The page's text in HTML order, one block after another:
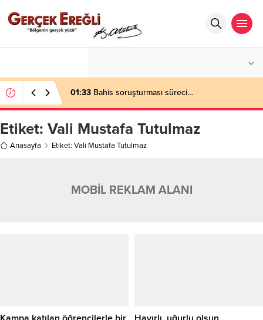
01:33 Bahis soruşturması süreci…
Etiket: Vali Mustafa Tutulmaz
Anasayfa Etiket: Vali Mustafa Tutulmaz
MOBİL REKLAM ALANI